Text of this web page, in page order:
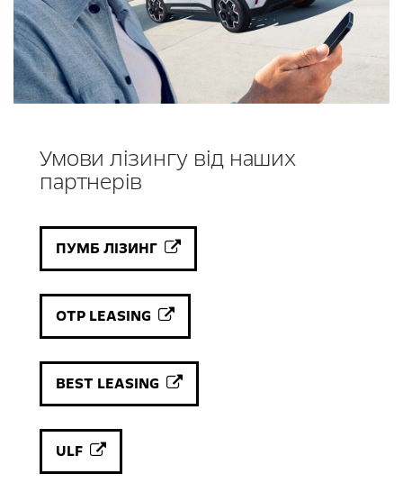
Умови лізингу від наших
партнерів
ПУМБ ЛІЗИНГ
OTP LEASING
BEST LEASING
ULF